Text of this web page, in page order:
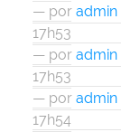
— por admin
17h53
— por admin
17h53
— por admin
17h54